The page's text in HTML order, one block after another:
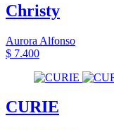
Christy
Aurora Alfonso
$ 7.400
CURIE